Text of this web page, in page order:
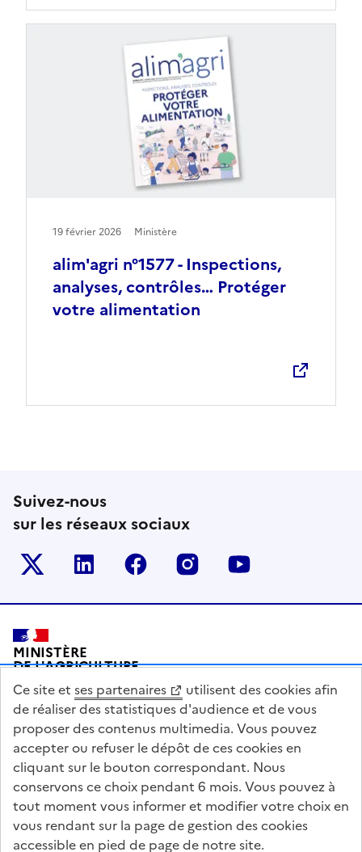
alim'agri n°1577 - Inspections,
analyses, contrôles… Protéger
votre alimentation
19 février 2026 Ministère
Suivez-nous
sur les réseaux sociaux
Le ministère sur Twitter
Le ministère sur LinkedIn
Le ministère sur Facebook
Le ministère sur
Pied de page
MINISTÈRE
DE L'AGRICULTURE
DE L'AGRO-ALIMENTAIRE
ET DE LA SOUVERAINETÉ
ALIMENTAIRE
legifrance.gouv.fr
info.gouv.fr
service-public.gouv.fr
data.gouv.fr
Ce site et ses partenaires
utilisent des cookies afin
de réaliser des statistiques d'audience et de vous
proposer des contenus multimedia. Vous pouvez
accepter ou refuser le dépôt de ces cookies en
cliquant sur le bouton correspondant. Nous
conservons ce choix pendant 6 mois. Vous pouvez à
tout moment vous informer et modifier votre choix en
vous rendant sur la page de gestion des cookies
accessible en pied de page de notre site.